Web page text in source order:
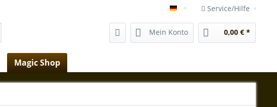
vida-magica-mallorca.com
Service/Hilfe
Mein Konto 0,00 € *
Magic Shop